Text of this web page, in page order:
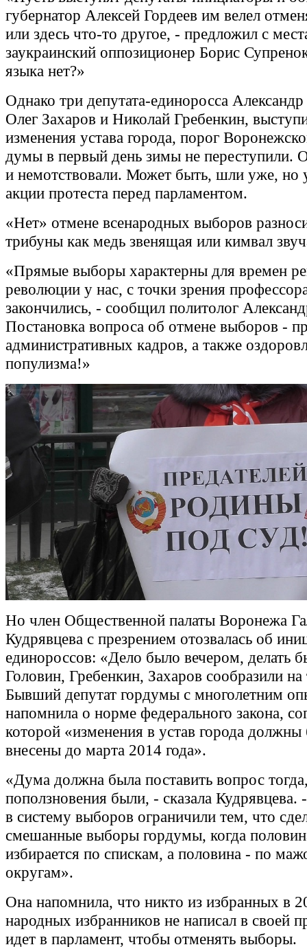
губернатор Алексей Гордеев им велел
или здесь что-то другое, - предложил с
заукраинский оппозиционер Борис
языка нет?»
Однако три депутата-единоросса
Олег Захаров и Николай Гребенкин,
изменения устава города, порог
думы в первый день зимы не переступили.
и немотствовали. Может быть, шли уже, но
акции протеста перед парламентом.
«Нет» отмене всенародных выборов
трибуны как медь звенящая или кимвал
«Прямые выборы характерны для времен
революции у нас, с точки зрения
закончились, - сообщил политолог
Постановка вопроса об отмене выборов -
административных кадров, а также
популизма!»
Но член Общественной палаты Воронежа
Кудрявцева с презрением отозвалась об
единороссов: «Дело было вечером, делать
Головин, Гребенкин, Захаров сообразили
Бывший депутат гордумы с многолетним
напомнила о норме федерального закона,
которой «изменения в устав города
внесены до марта 2014 года».
«Дума должна была поставить вопрос
поползновения были, - сказала
в систему выборов ограничили тем, что
смешанные выборы гордумы, когда
избирается по спискам, а половина - по
округам».
Она напомнила, что никто из избранных в
народных избранников не написал в своей
идет в парламент, чтобы отменять выборы.